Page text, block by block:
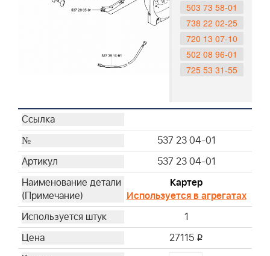
503 73 58-01
738 22 02-25
720 13 07-10
502 08 96-01
725 53 31-55
537 23 04-01
537 23 04-01
Картер
Используется в агрегатах
1
27115 i